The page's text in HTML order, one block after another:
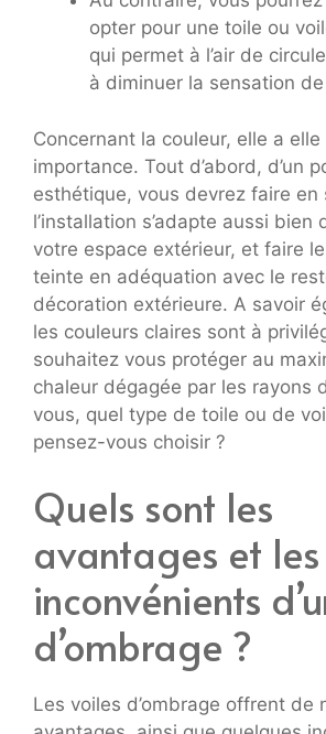
opter pour une toile ou
qui permet à l’air de
à diminuer la sensation
Concernant la couleur, elle a elle
importance. Tout d’abord, d’un
esthétique, vous devrez faire en
l’installation s’adapte aussi bien
votre espace extérieur, et faire le
teinte en adéquation avec le
décoration extérieure. A savoir
les couleurs claires sont à
souhaitez vous protéger au
chaleur dégagée par les rayons
vous, quel type de toile ou de
pensez-vous choisir ?
Quels sont les
avantages et les
inconvénients
d’ombrage ?
Les voiles d’ombrage offrent de